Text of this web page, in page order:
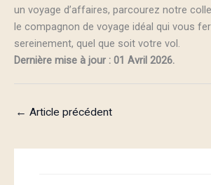
un voyage d’affaires, parcourez notre
le compagnon de voyage idéal qui vous
sereinement, quel que soit votre vol.
Dernière mise à jour : 01 Avril 2026.
← Article précédent